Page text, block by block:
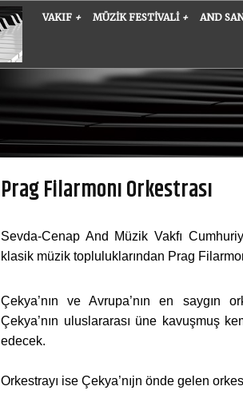
VAKIF + MÜZIK FESTIVALI + AND
Prag Filarmonı Orkestrası
Sevda-Cenap And Müzik Vakfı
klasik müzik topluluklarından Prag
Çekya’nın ve Avrupa’nın en saygın
Çekya’nın uluslararası üne kavuşmuş
edecek.
Orkestrayı ise Çekya’nıjn önde gelen